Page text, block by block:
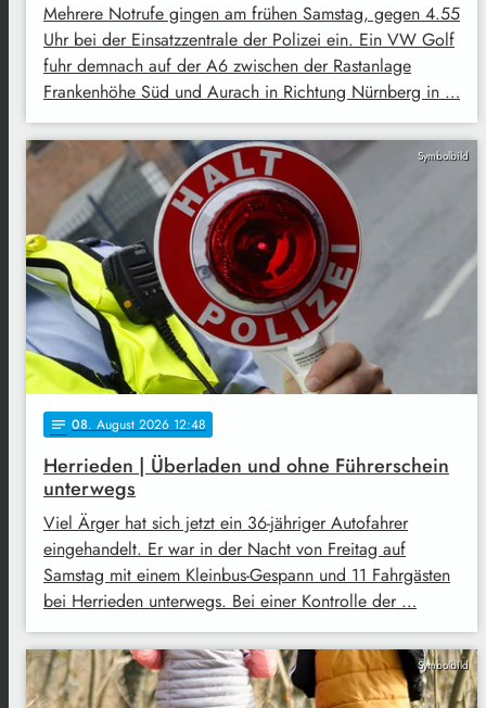
Mehrere Notrufe gingen am frühen Samstag, gegen 4.55
Uhr bei der Einsatzzentrale der Polizei ein. Ein VW Golf
fuhr demnach auf der A6 zwischen der Rastanlage
Frankenhöhe Süd und Aurach in Richtung Nürnberg in …
Symbolbild
notes 08. August 2026 12:48
Herrieden | Überladen und ohne Führerschein
unterwegs
Viel Ärger hat sich jetzt ein 36-jähriger Autofahrer
eingehandelt. Er war in der Nacht von Freitag auf
Samstag mit einem Kleinbus-Gespann und 11 Fahrgästen
bei Herrieden unterwegs. Bei einer Kontrolle der …
Symbolbild